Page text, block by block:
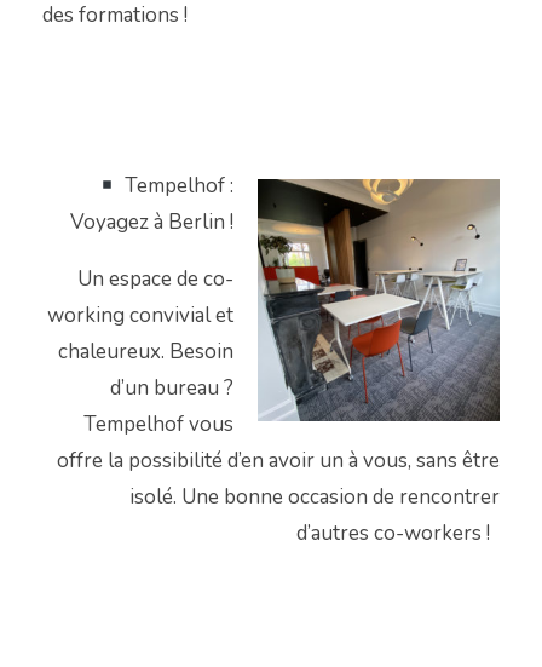
des formations !
Tempelhof:
Voyagez à Berlin !
Un espace de co-
working convivial et
chaleureux. Besoin
d’un bureau ?
Tempelhof vous
offre la possibilité d’en avoir un à vous, sans être
isolé. Une bonne occasion de rencontrer
d’autres co-workers !